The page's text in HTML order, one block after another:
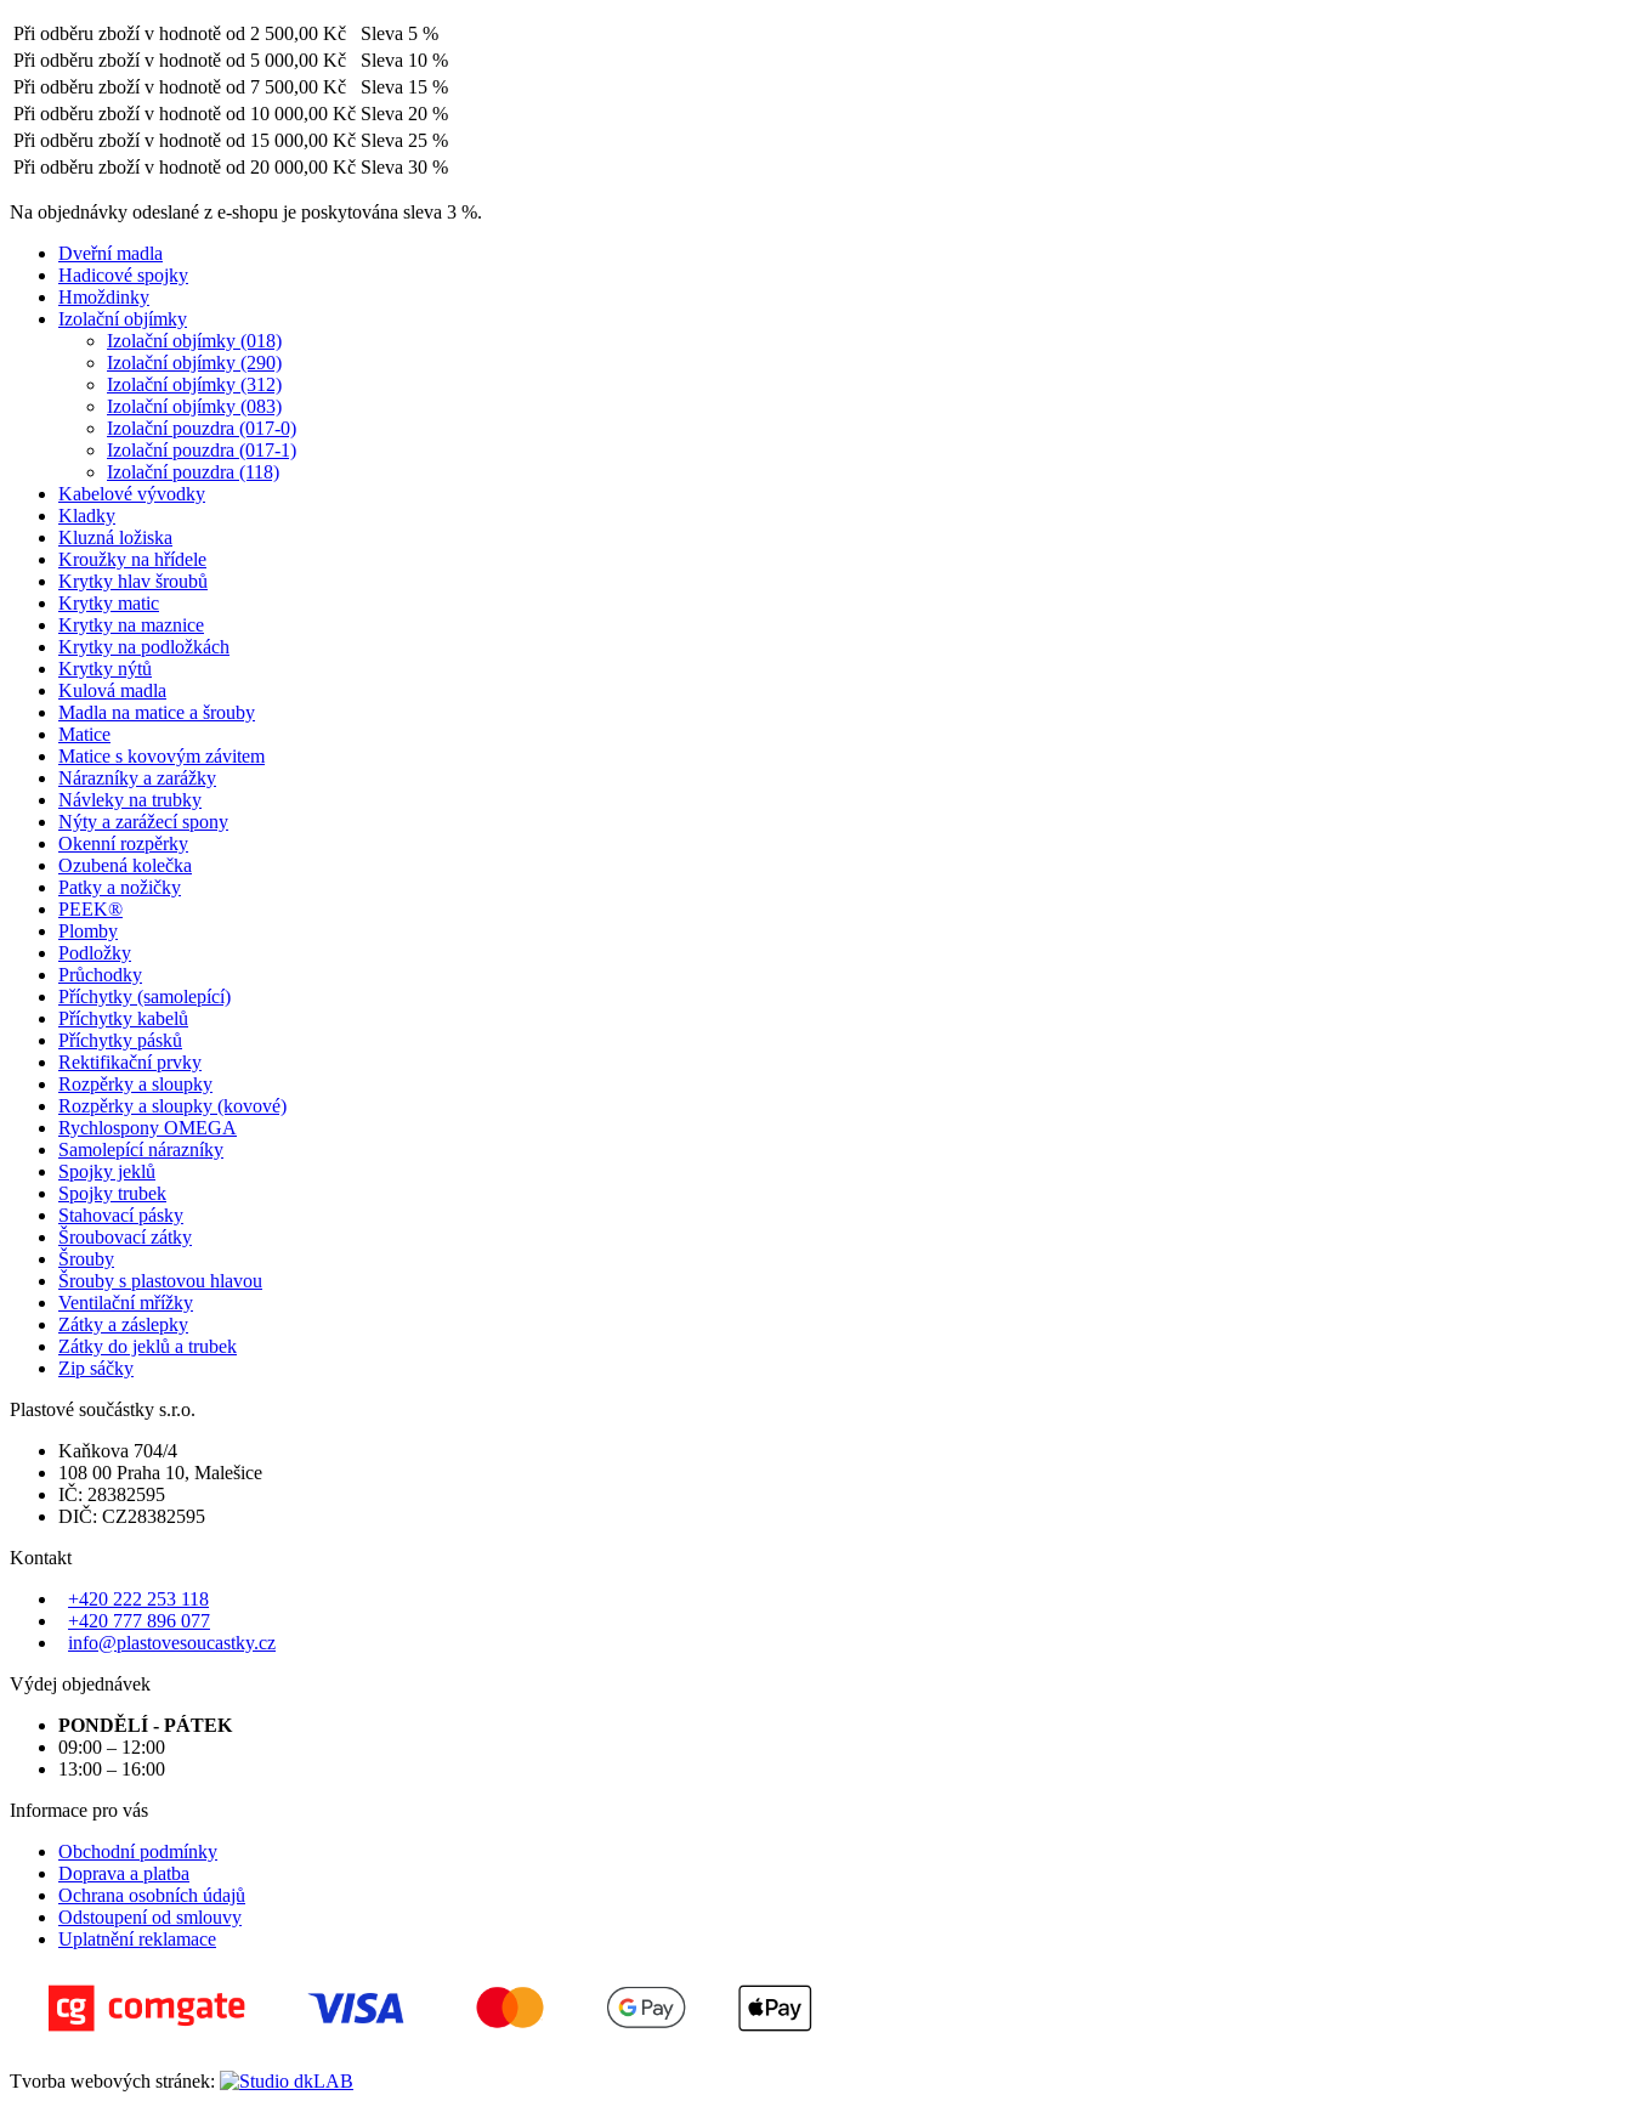
Při odběru zboží v hodnotě od 2 500,00 Kč
Sleva 5 %
Při odběru zboží v hodnotě od 5 000,00 Kč
Sleva 10 %
Při odběru zboží v hodnotě od 7 500,00 Kč
Sleva 15 %
Při odběru zboží v hodnotě od 10 000,00 Kč Sleva 20 %
Při odběru zboží v hodnotě od 15 000,00 Kč Sleva 25 %
Při odběru zboží v hodnotě od 20 000,00 Kč Sleva 30 %
Na objednávky odeslané z e-shopu je poskytována sleva 3 %.
Dveřní madla
Hadicové spojky
Hmoždinky
Izolační objímky
Izolační objímky (018)
Izolační objímky (290)
Izolační objímky (312)
Izolační objímky (083)
Izolační pouzdra (017-0)
Izolační pouzdra (017-1)
Izolační pouzdra (118)
Kabelové vývodky
Kladky
Kluzná ložiska
Kroužky na hřídele
Krytky hlav šroubů
Krytky matic
Krytky na maznice
Krytky na podložkách
Krytky nýtů
Kulová madla
Madla na matice a šrouby
Matice
Matice s kovovým závitem
Nárazníky a zarážky
Návleky na trubky
Nýty a zarážecí spony
Okenní rozpěrky
Ozubená kolečka
Patky a nožičky
PEEK®
Plomby
Podložky
Průchodky
Příchytky (samolepící)
Příchytky kabelů
Příchytky pásků
Rektifikační prvky
Rozpěrky a sloupky
Rozpěrky a sloupky (kovové)
Rychlospony OMEGA
Samolepící nárazníky
Spojky jeklů
Spojky trubek
Stahovací pásky
Šroubovací zátky
Šrouby
Šrouby s plastovou hlavou
Ventilační mřížky
Zátky a záslepky
Zátky do jeklů a trubek
Zip sáčky
Plastové součástky s.r.o.
Kaňkova 704/4
108 00 Praha 10, Malešice
IČ: 28382595
DIČ: CZ28382595
Kontakt
+420 222 253 118
+420 777 896 077
info@plastovesoucastky.cz
Výdej objednávek
PONDĚLÍ - PÁTEK
09:00 – 12:00
13:00 – 16:00
Informace pro vás
Obchodní podmínky
Doprava a platba
Ochrana osobních údajů
Odstoupení od smlouvy
Uplatnění reklamace
Tvorba webových stránek: